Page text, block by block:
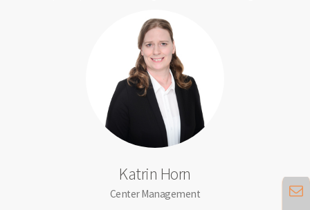
Katrin Horn
Center Management